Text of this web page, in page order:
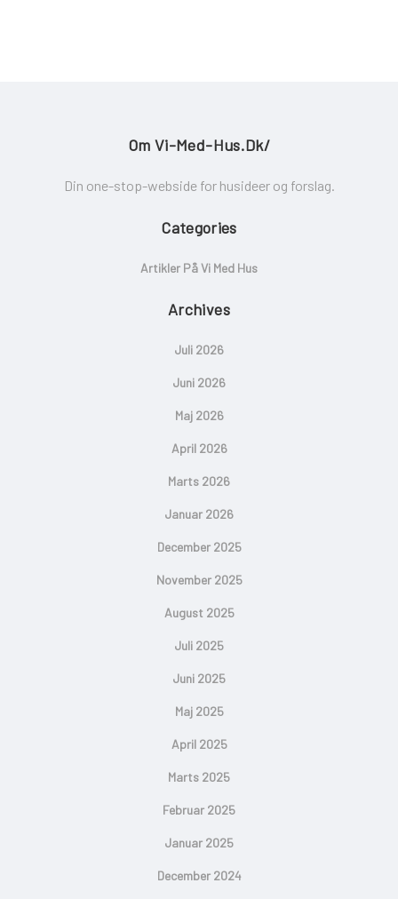
Om Vi-Med-Hus.dk/
Din one-stop-webside for husideer og forslag.
Categories
Artikler På Vi Med Hus
Archives
Juli 2026
Juni 2026
Maj 2026
April 2026
Marts 2026
Januar 2026
December 2025
November 2025
August 2025
Juli 2025
Juni 2025
Maj 2025
April 2025
Marts 2025
Februar 2025
Januar 2025
December 2024